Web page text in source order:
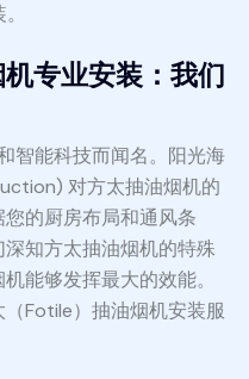
专业安装：我们
智能科技而闻名。阳光海
对方太抽油烟机的
的厨房布局和通风条
知方太抽油烟机的特殊
能够发挥最大的效能。
Fotile）抽油烟机安装服